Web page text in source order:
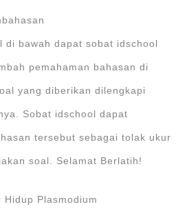
di bawah dapat sobat idschool
pemahaman bahasan di
yang diberikan dilengkapi
Sobat idschool dapat
tersebut sebagai tolak ukur
soal. Selamat Berlatih!
Plasmodium